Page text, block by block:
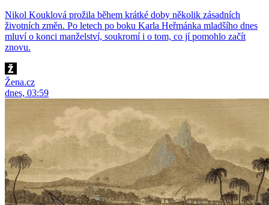
Nikol Kouklová prožila během krátké doby několik zásadních
životních změn. Po letech po boku Karla Heřmánka mladšího dnes
mluví o konci manželství, soukromí i o tom, co jí pomohlo začít
znovu.
Žena.cz
dnes, 03:59